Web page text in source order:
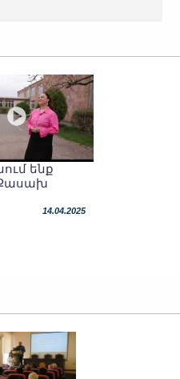
ենք
Քասախ
14.04.2025